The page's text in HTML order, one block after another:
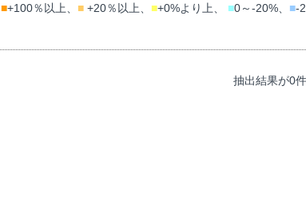
■+100％以上、 ■+20％以上、 ■+0%より上、 ■0～-20%、 ■-
抽出結果が0件